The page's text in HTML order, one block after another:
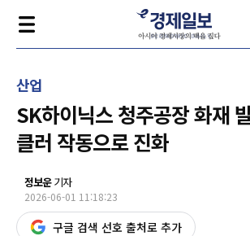
산업
SK하이닉스 청주공장 화재
클러 작동으로 진화
정보운기자
2026-06-01 11:18:23
구글 검색 선호 출처로 추가